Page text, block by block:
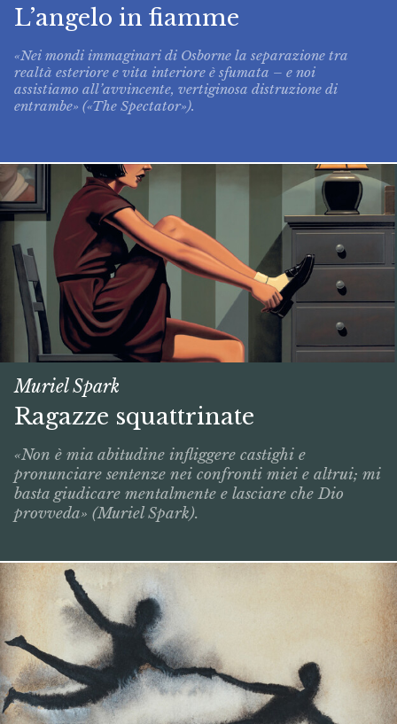
L’angelo in fiamme
«Nei mondi immaginari di Osborne la separazione tra
realtà esteriore e vita interiore è sfumata – e noi
assistiamo all’avvincente, vertiginosa distruzione di
entrambe» («The Spectator»).
Muriel Spark
Ragazze squattrinate
«Non è mia abitudine infliggere castighi e
pronunciare sentenze nei confronti miei e altrui; mi
basta giudicare mentalmente e lasciare che Dio
provveda» (Muriel Spark).